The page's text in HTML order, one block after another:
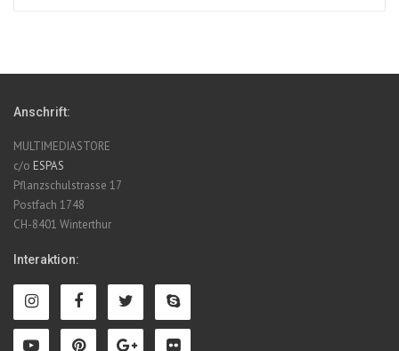
Anschrift:
MULTIMEDIASTORE
c/o ESPAS
Pflanzschulstrasse 17
Postfach 1748
CH-8401 Winterthur
Interaktion: